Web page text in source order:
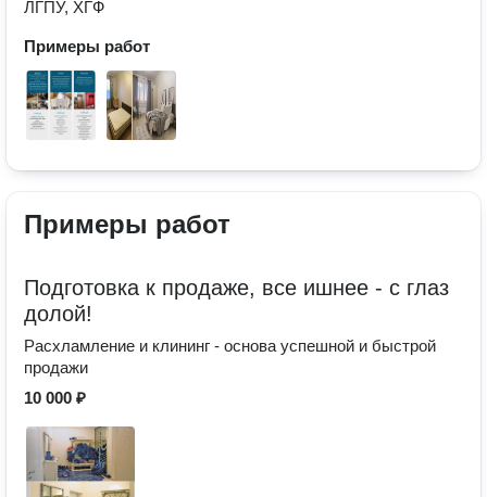
ЛГПУ, ХГФ
Примеры работ
Примеры работ
Подготовка к продаже, все ишнее - с глаз
долой!
Расхламление и клининг - основа успешной и быстрой
продажи
10 000 ₽